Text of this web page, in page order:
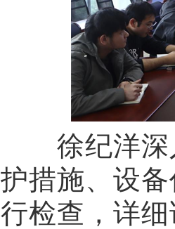
徐纪洋深
护措施、设
行检查，详